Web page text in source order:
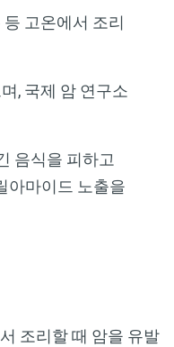
고온에서 조리
, 국제 암 연구소
음식을 피하고
아마이드 노출을
조리할 때 암을 유발